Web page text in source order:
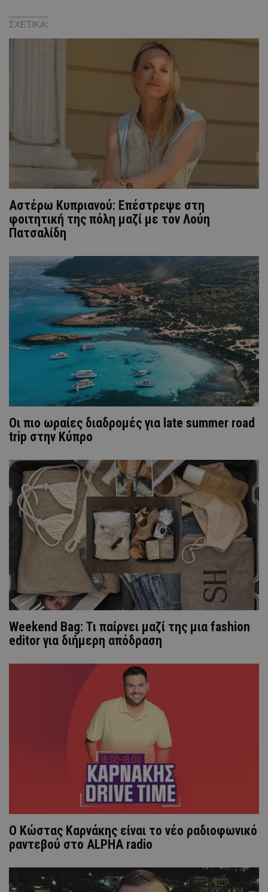
ΣΧΕΤΙΚΑ:
Αστέρω Κυπριανού: Επέστρεψε στη
φοιτητική της πόλη μαζί με τον Λούη
Πατσαλίδη
Οι πιο ωραίες διαδρομές για late summer road
trip στην Κύπρο
Weekend Bag: Τι παίρνει μαζί της μια fashion
editor για διήμερη απόδραση
Ο Κώστας Καρνάκης είναι το νέο ραδιοφωνικό
ραντεβού στο ALPHA radio